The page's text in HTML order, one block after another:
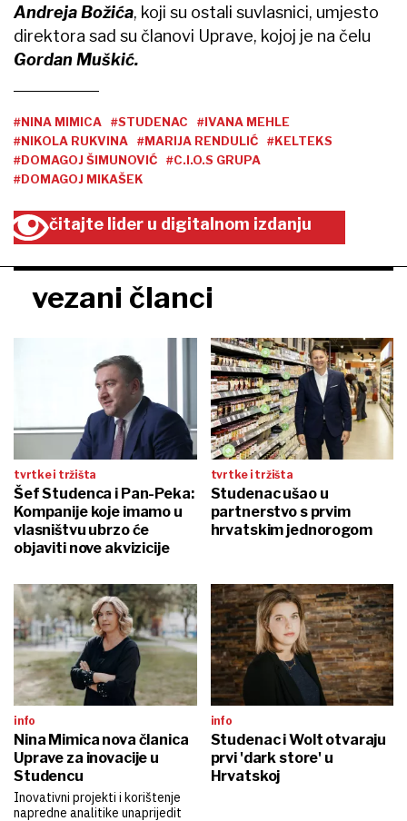
Andreja Božića, koji su ostali suvlasnici, umjesto
direktora sad su članovi Uprave, kojoj je na čelu
Gordan Muškić.
#NINA MIMICA #STUDENAC
#IVANA MEHLE
#NIKOLA RUKVINA
#MARIJA RENDULIĆ
#KELTEKS
#DOMAGOJ ŠIMUNOVIĆ
#C.I.O.S GRUPA
#DOMAGOJ MIKAŠEK
čitajte lider u digitalnom izdanju
vezani članci
tvrtke i tržišta
Šef Studenca i Pan-Peka:
Kompanije koje imamo u
vlasništvu ubrzo će
objaviti nove akvizicije
tvrtke i tržišta
Studenac ušao u
partnerstvo s prvim
hrvatskim jednorogom
info
Nina Mimica nova članica
Uprave za inovacije u
Studencu
Inovativni projekti i korištenje
napredne analitike unaprijedit
info
Studenac i Wolt otvaraju
prvi 'dark store' u
Hrvatskoj